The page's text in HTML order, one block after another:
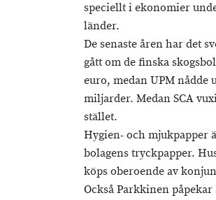
speciellt i ekonomier
länder.
De senaste åren har det
gått om de finska
euro, medan UPM nådde
miljarder. Medan SCA
stället.
Hygien- och mjukpapper
bolagens tryckpapper.
köps oberoende av
Också Parkkinen